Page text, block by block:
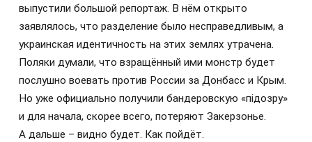
выпустили большой репортаж. В нём открыто
заявлялось, что разделение было несправедливым, а
украинская идентичность на этих землях утрачена.
Поляки думали, что взращённый ими монстр будет
послушно воевать против России за Донбасс и Крым.
Но уже официально получили бандеровскую «пiдозру»
и для начала, скорее всего, потеряют Закерзонье.
А дальше – видно будет. Как пойдёт.